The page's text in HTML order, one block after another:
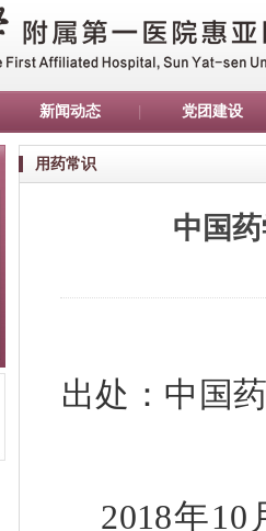
新闻动态 党团建设
用药常识
中国
出处：中国
2018年10